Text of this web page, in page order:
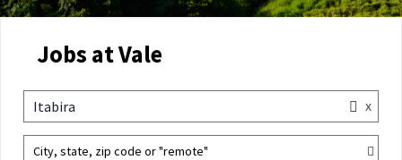
Jobs at Vale
Itabira x
City, state, zip code or "remote"